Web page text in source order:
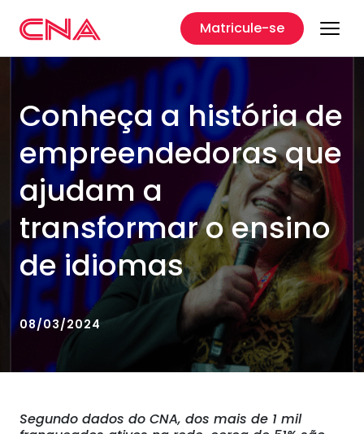
Matricule-se
Conheça a história de
empreendedoras que
ajudam a
transformar o ensino
de idiomas
08/03/2024
Segundo dados do CNA, dos mais de 1 mil